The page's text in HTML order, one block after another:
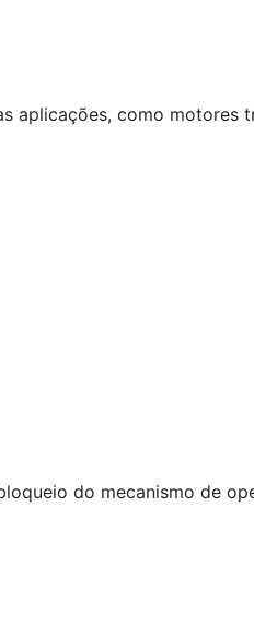
aplicações, como motores
do mecanismo de